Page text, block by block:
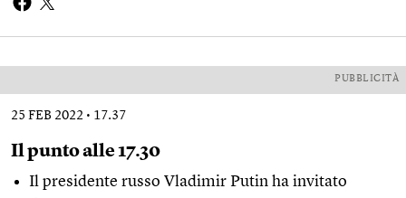
PUBBLICITÀ
25 FEB 2022 17.37
Il punto alle 17.30
Il presidente russo Vladimir Putin ha invitato